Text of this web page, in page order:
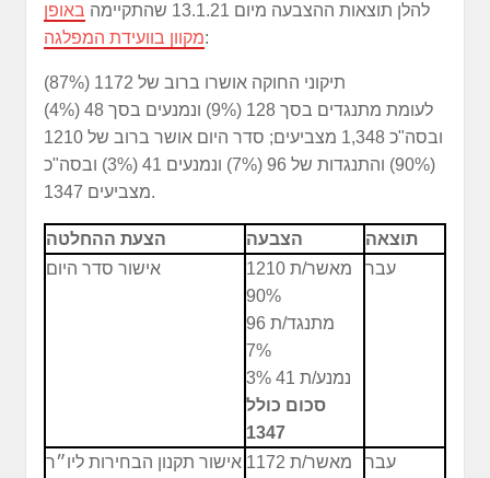
להלן תוצאות ההצבעה מיום 13.1.21 שהתקיימה
באופן
מקוון בוועידת המפלגה:
תיקוני החוקה אושרו ברוב של 1172 (87%)
לעומת מתנגדים בסך 128 (9%) ונמנעים בסך 48 (4%)
ובסה"כ 1,348 מצביעים; סדר היום אושר ברוב של 1210
(90%) והתנגדות של 96 (7%) ונמנעים 41 (3%) ובסה"כ
מצביעים 1347.
הצעת ההחלטה הצבעה
תוצאה
אישור סדר היום
מאשר/ת 1210
90%
מתנגד/ת 96
7%
נמנע/ת 41 3%
סכום כולל
1347
עבר
אישור תקנון הבחירות ליו״ר מאשר/ת 1172
עבר